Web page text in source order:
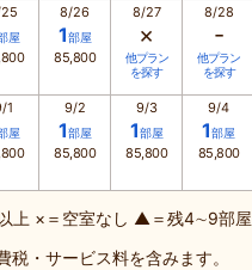
屋
8/26
1部屋
85,800
8/27
×
他プラン
を探す
8/28
-
他プラン
を探す
1
屋
9/2
1部屋
85,800
9/3
1部屋
85,800
9/4
1部屋
85,800
上 ×＝空室なし ▲＝残4∼9部
税・サービス料を含みます。